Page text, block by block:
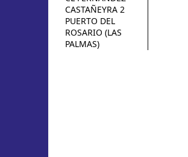
CASTAÑEYRA 2
PUERTO DEL
ROSARIO (LAS
PALMAS)